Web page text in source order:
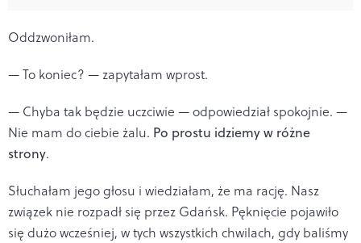
Oddzwoniłam.
— To koniec? — zapytałam wprost.
— Chyba tak będzie uczciwie — odpowiedział spokojnie. —
Nie mam do ciebie żalu. Po prostu idziemy w różne
strony.
Słuchałam jego głosu i wiedziałam, że ma rację. Nasz
związek nie rozpadł się przez Gdańsk. Pęknięcie pojawiło
się dużo wcześniej, w tych wszystkich chwilach, gdy baliśmy